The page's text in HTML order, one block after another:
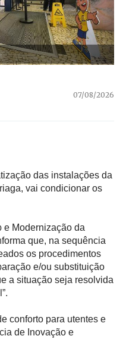
07/08/2026
das instalações da
vai condicionar os
e Modernização da
que, na sequência
os procedimentos
e/ou substituição
a situação seja resolvida
conforto para utentes e
de Inovação e